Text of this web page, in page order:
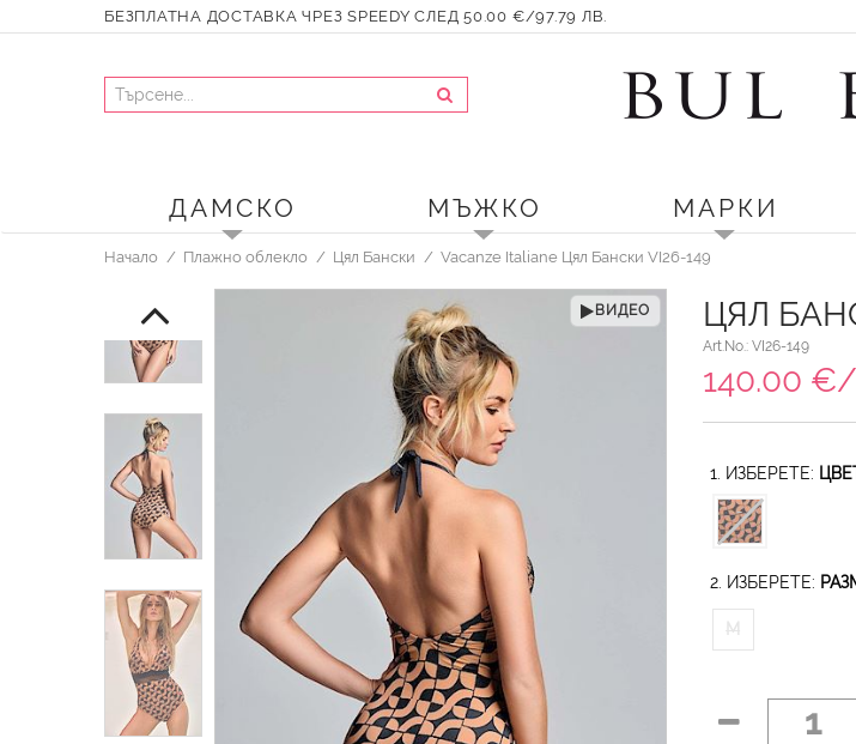
БЕЗПЛАТНА ДОСТАВКА ЧРЕЗ SPEEDY СЛЕД 50.00 €/97.79 ЛВ.
ДАМСКО МЪЖКО МАРКИ
Начало Плажно облекло Цял Бански Vacanze Italiane Цял Бански VI26-149
ВИДЕО ЦЯЛ
Art.No.: VI26-149
140.00
1. ИЗБЕРЕТЕ:
2. ИЗБЕРЕТЕ:
M
1